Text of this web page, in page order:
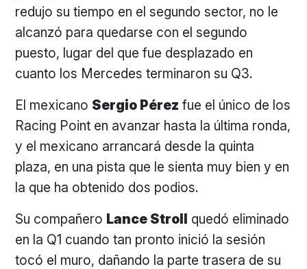
redujo su tiempo en el segundo sector, no le
alcanzó para quedarse con el segundo
puesto, lugar del que fue desplazado en
cuanto los Mercedes terminaron su Q3.
El mexicano Sergio Pérez fue el único de los
Racing Point en avanzar hasta la última ronda,
y el mexicano arrancará desde la quinta
plaza, en una pista que le sienta muy bien y en
la que ha obtenido dos podios.
Su compañero Lance Stroll quedó eliminado
en la Q1 cuando tan pronto inició la sesión
tocó el muro, dañando la parte trasera de su